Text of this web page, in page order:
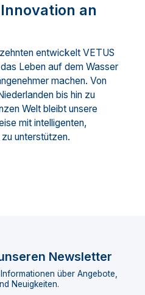
an
entwickelt VETUS
Leben auf dem Wasser
machen. Von
bis hin zu
Welt bleibt unsere
mit intelligenten,
unterstützen.
Newsletter
über Angebote,
Neuigkeiten.